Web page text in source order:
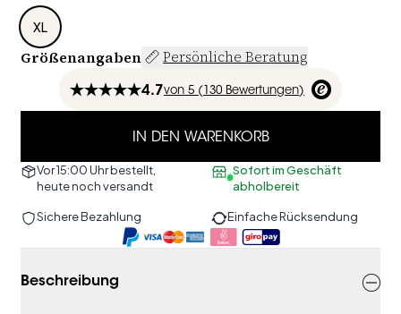
XL
Größenangaben Persönliche Beratung
4.7von 5 ( 130 Bewertungen)
IN DEN WARENKORB
Vor 15:00 Uhr bestellt,
heute noch versandt
Sofort im Geschäft
abholbereit
Sichere Bezahlung Einfache Rücksendung
Beschreibung